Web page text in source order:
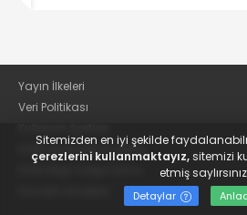
Yayın İlkeleri
Veri Politikası
KVKK Aydınlatma Metni
Sitemizden en iyi şekilde
çerezlerini kullanmaktayız,sitemizi
etmiş
Detaylar